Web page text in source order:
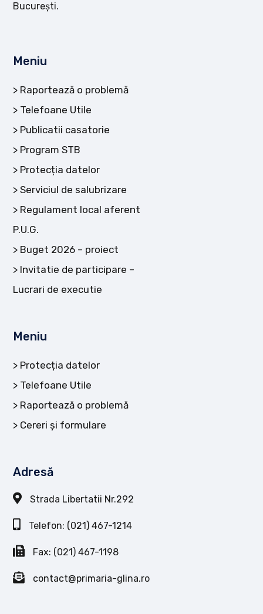
București.
Meniu
Raportează o problemă
Telefoane Utile
Publicatii casatorie
Program STB
Protecția datelor
Serviciul de salubrizare
Regulament local aferent
P.U.G.
Buget 2026 – proiect
Invitatie de participare –
Lucrari de executie
Meniu
Protecția datelor
Telefoane Utile
Raportează o problemă
Cereri și formulare
Adresă
Strada Libertatii Nr.292
Telefon: (021) 467-1214
Fax: (021) 467-1198
contact@primaria-glina.ro